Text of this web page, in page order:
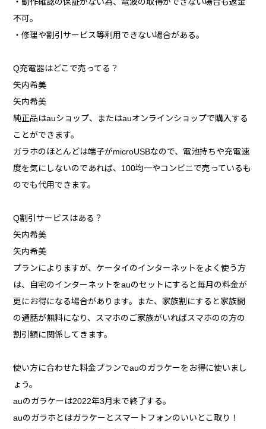
・動作確認の保証がない為、電波の取得ができない場合も返金
不可。
・修理や割引サービス等利用できない場合がある。
Q充電器はどこで売ってる？
矢内希美
矢内希美
純正品はauショップ、またはauオンラインショップで購入する
ことができます。
ガラホのほとんどは端子がmicroUSBなので、電池持ちや充電速
度を気にしないのであれば、100均一やコンビニで売っているも
のでも代用できます。
Q割引サービスはある？
矢内希美
矢内希美
プランによりますが、ケータイのインターネットをよく使う方
は、自宅のインターネットをauのセットにすると毎月の料金が
更にお得になる場合があります。また、家族割にすると家族間
の通話が無料になり、スマホのご家族がいればスマホのの方の
割引額に関係してきます。
使い方に合わせた料金プランでauのガラケーをお得に使いまし
ょう。
auのガラケーは2022年3月末で終了する。
auのガラホとはガラケーとスマートフォンのいいとこ取り！